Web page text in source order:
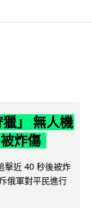
」 無人機
炸傷
擊近 40 秒後被炸
俄軍對平民進行